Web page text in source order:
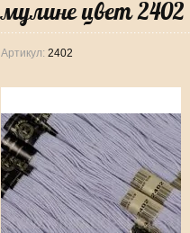
мулине цвет 2402
Артикул: 2402